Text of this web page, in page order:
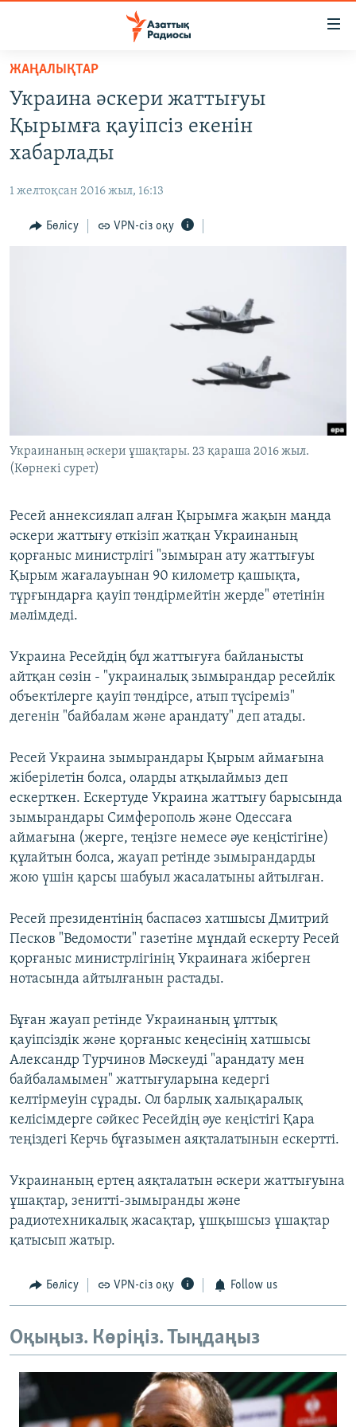
Skip
main
content
to
main
САЯСАТ
AZATTYQTV
АДАМ ҚҰҚЫҚТАРЫ
ӘЛЕУМЕТ
Басқа тілдерде
ЖАҢАЛЫҚТАР
Украина әскери жаттығуы
Қырымға қауіпсіз екенін
хабарлады
1 желтоқсан 2016 жыл, 16:13
Бөлісу VPN-сіз оқу
Украинаның әскери ұшақтары. 23 қараша 2016 жыл.
(Көрнекі сурет)
Ресей аннексиялап алған Қырымға жақын маңда
әскери жаттығу өткізіп жатқан Украинаның
қорғаныс министрлігі "зымыран ату жаттығуы
Қырым жағалауынан 90 километр қашықта,
тұрғындарға қауіп төндірмейтін жерде" өтетінін
мәлімдеді.
Украина Ресейдің бұл жаттығуға байланысты
айтқан сөзін - "украиналық зымырандар ресейлік
объектілерге қауіп төндірсе, атып түсіреміз"
дегенін "байбалам және арандату" деп атады.
Ресей Украина зымырандары Қырым аймағына
жіберілетін болса, оларды атқылаймыз деп
ескерткен. Ескертуде Украина жаттығу барысында
зымырандары Симферополь және Одессаға
аймағына (жерге, теңізге немесе әуе кеңістігіне)
құлайтын болса, жауап ретінде зымырандарды
жою үшін қарсы шабуыл жасалатыны айтылған.
Ресей президентінің баспасөз хатшысы Дмитрий
Песков "Ведомости" газетіне мұндай ескерту Ресей
қорғаныс министрлігінің Украинаға жіберген
нотасында айтылғанын растады.
Бұған жауап ретінде Украинаның ұлттық
қауіпсіздік және қорғаныс кеңесінің хатшысы
Александр Турчинов Мәскеуді "арандату мен
байбаламымен" жаттығуларына кедергі
келтірмеуін сұрады. Ол барлық халықаралық
келісімдерге сәйкес Ресейдің әуе кеңістігі Қара
теңіздегі Керчь бұғазымен аяқталатынын ескертті.
Украинаның ертең аяқталатын әскери жаттығуына
ұшақтар, зенитті-зымыранды және
радиотехникалық жасақтар, ұшқышсыз ұшақтар
қатысып жатыр.
Бөлісу VPN-сіз оқу Follow us
Оқыңыз. Көріңіз. Тыңдаңыз